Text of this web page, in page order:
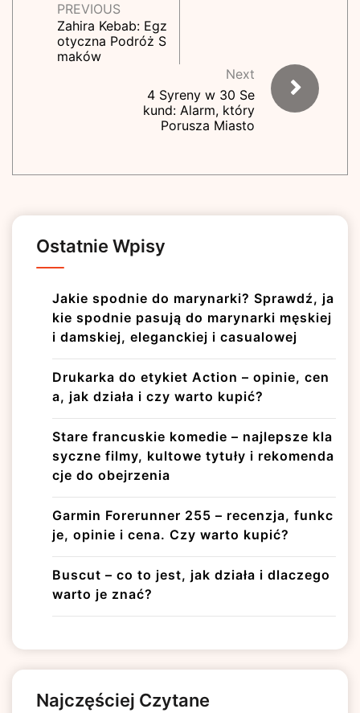
PREVIOUS
Zahira Kebab: Egz
otyczna Podróż S
maków
Next
4 Syreny w 30 Se
kund: Alarm, który
Porusza Miasto
Ostatnie Wpisy
Jakie spodnie do marynarki? Sprawdź, ja
kie spodnie pasują do marynarki męskiej
i damskiej, eleganckiej i casualowej
Drukarka do etykiet Action – opinie, cen
a, jak działa i czy warto kupić?
Stare francuskie komedie – najlepsze kla
syczne filmy, kultowe tytuły i rekomenda
cje do obejrzenia
Garmin Forerunner 255 – recenzja, funkc
je, opinie i cena. Czy warto kupić?
Buscut – co to jest, jak działa i dlaczego
warto je znać?
Najczęściej Czytane